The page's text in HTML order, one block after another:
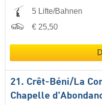
5 Lifte/Bahnen
€ 25,50
21. Crêt-Béni/​La
Chapelle